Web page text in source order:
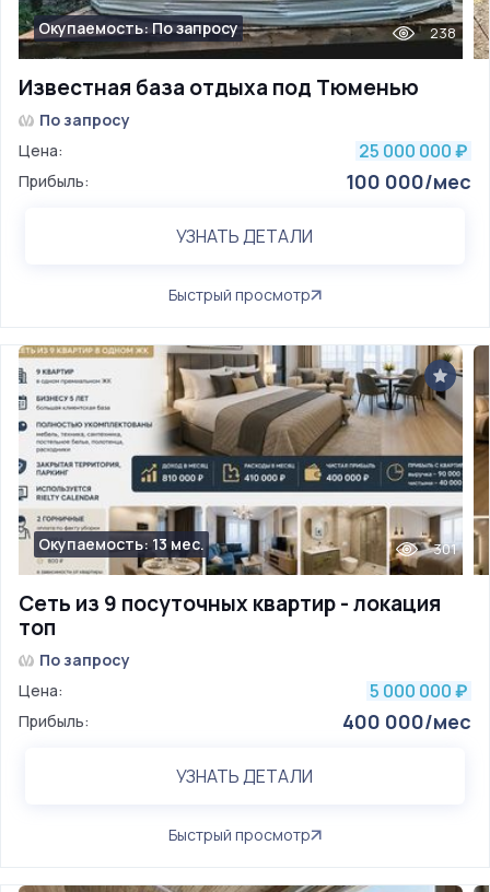
Известная база отдыха под Тюменью
Окупаемость: По запросу 238
По запросу
Цена:
25 000 000 ₽
Прибыль: 100 000/мес
УЗНАТЬ ДЕТАЛИ
Быстрый просмотр
Сеть из 9 посуточных квартир - локация
топ
Окупаемость: 13 мес. 301
По запросу
Цена:
5 000 000 ₽
Прибыль: 400 000/мес
УЗНАТЬ ДЕТАЛИ
Быстрый просмотр